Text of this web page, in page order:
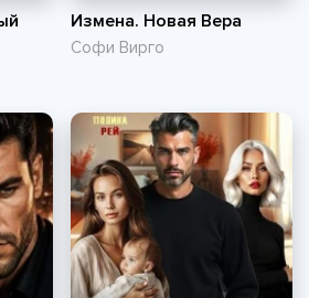
Измена. Новая Вера
Софи Вирго